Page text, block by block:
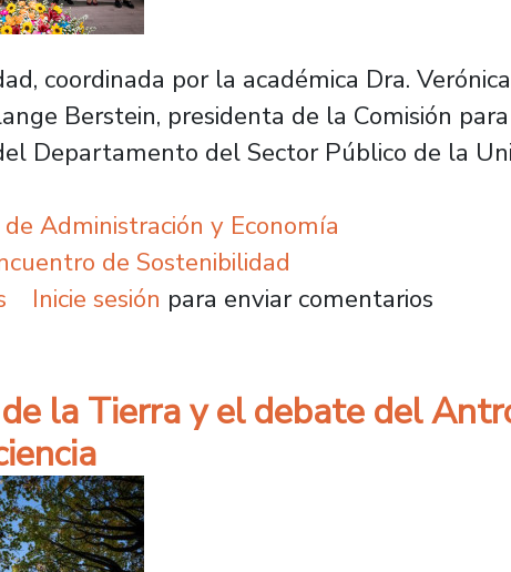
coordinada por la académica Dra.
Berstein, presidenta de la Comisión
Departamento del Sector Público de la
Administración y Economía
de Sostenibilidad
sobre Expertas y expertos se reúnen en el
Inicie sesión para enviar comentarios
la Tierra y el debate del